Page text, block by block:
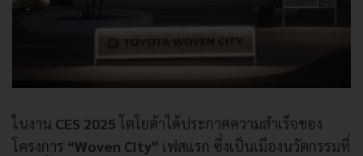
ในงาน CES 2025 โตโยต้าได้ประกาศความสำเร็จของ
โครงการ “Woven City” เฟสแรก ซึ่งเป็นเมืองนวัตกรรมที่